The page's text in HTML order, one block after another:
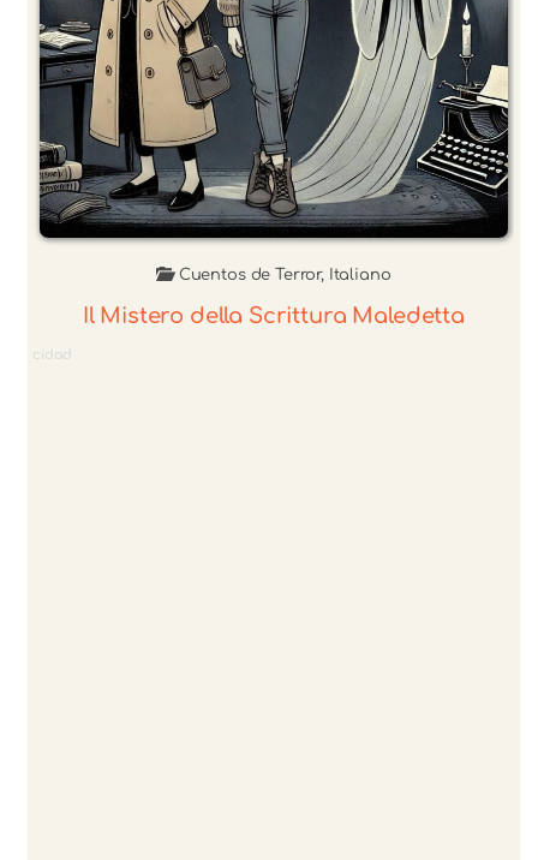
Cuentos de Terror, Italiano
Il Mistero della Scrittura Maledetta